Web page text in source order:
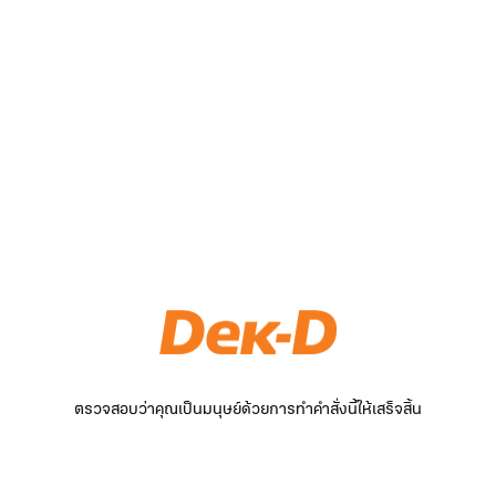
ตรวจสอบว่าคุณเป็นมนุษย์ด้วยการทำคำสั่งนี้ให้เสร็จสิ้น